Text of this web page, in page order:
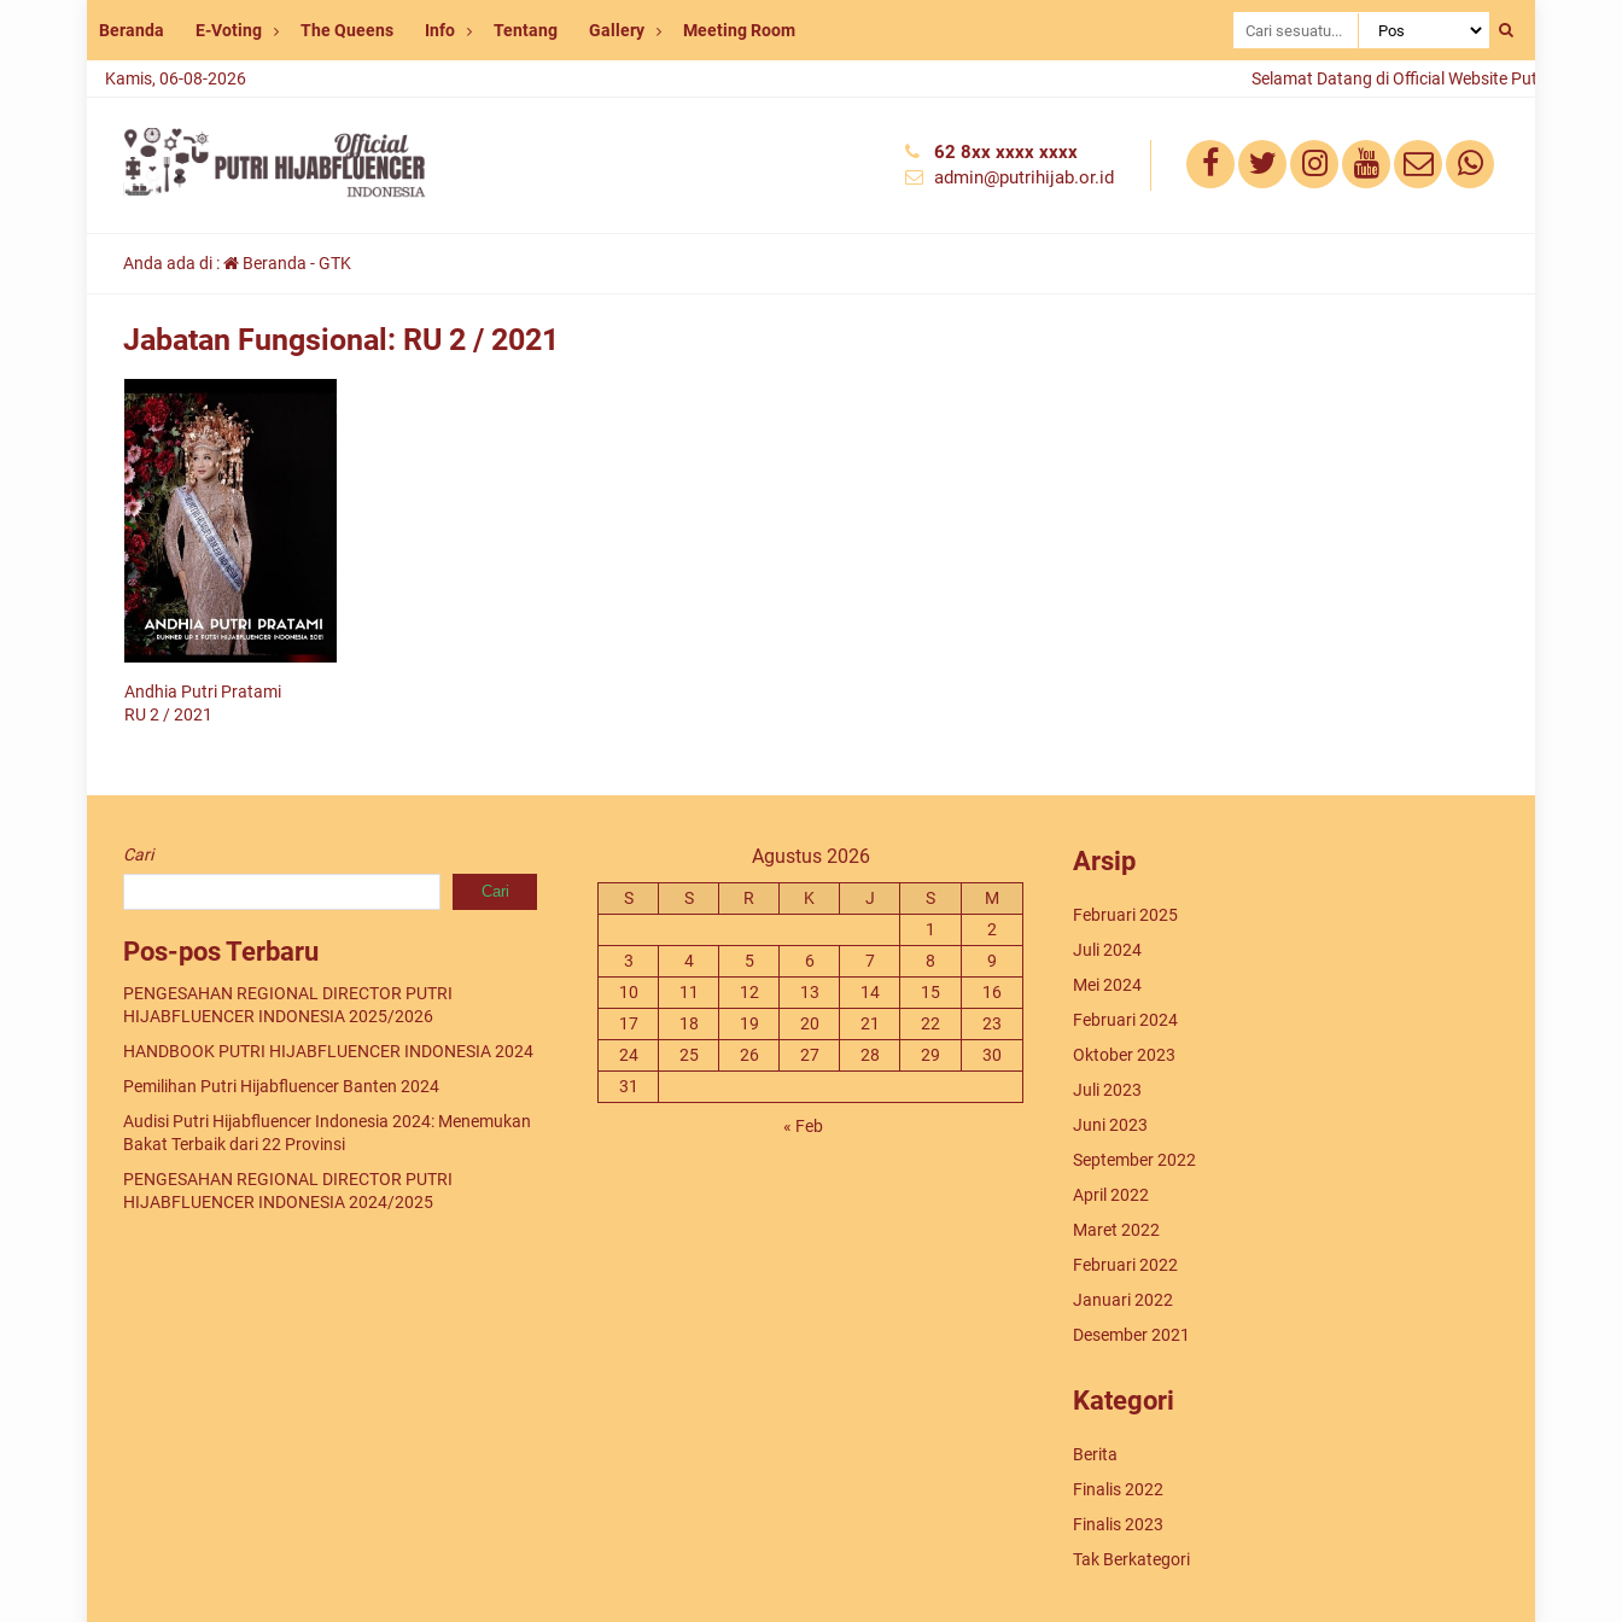
Beranda E-Voting The Queens Info Tentang Gallery Meeting Room
Kamis, 06-08-2026 Selamat Datang di Official Website Putri
62 8xx xxxx xxxx
admin@putrihijab.or.id
Anda ada di : Beranda -GTK
Jabatan Fungsional: RU 2 / 2021
Andhia Putri Pratami
RU 2 / 2021
Cari
Cari
Pos-pos Terbaru
PENGESAHAN REGIONAL DIRECTOR PUTRI
HIJABFLUENCER INDONESIA 2025/2026
HANDBOOK PUTRI HIJABFLUENCER INDONESIA 2024
Pemilihan Putri Hijabfluencer Banten 2024
Audisi Putri Hijabfluencer Indonesia 2024: Menemukan
Bakat Terbaik dari 22 Provinsi
PENGESAHAN REGIONAL DIRECTOR PUTRI
HIJABFLUENCER INDONESIA 2024/2025
Agustus 2026
S S R K J S
M
1
2
3
4 5 6 7 8
9
10
11 12 13 14 15
16
17
18 19 20 21 22
23
24
25 26 27 28 29
30
31
« Feb
Arsip
Februari 2025
Juli 2024
Mei 2024
Februari 2024
Oktober 2023
Juli 2023
Juni 2023
September 2022
April 2022
Maret 2022
Februari 2022
Januari 2022
Desember 2021
Kategori
Berita
Finalis 2022
Finalis 2023
Tak Berkategori